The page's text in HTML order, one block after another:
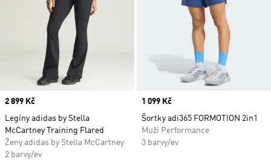
Price
2 899 Kč
Legíny adidas by Stella
McCartney Training Flared
Ženy adidas by Stella McCartney
2 barvy/ev
Price
1 099 Kč
Šortky adi365 FORMOTION 2in1
Muži Performance
3 barvy/ev